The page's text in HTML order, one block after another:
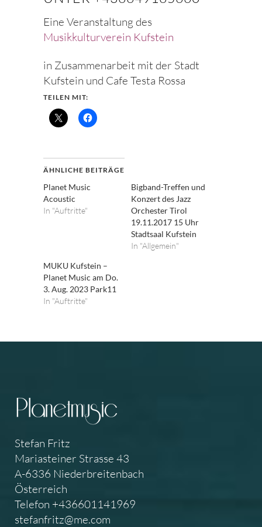
Eine Veranstaltung des
Musikkulturverein Kufstein
in Zusammenarbeit mit der Stadt
Kufstein und Cafe Testa Rossa
TEILEN MIT:
ÄHNLICHE BEITRÄGE
Planet Music
Acoustic
In "Auftritte"
Bigband-Treffen und
Konzert des Jazz
Orchester Tirol
19.11.2017 15 Uhr
Stadtsaal Kufstein
In "Allgemein"
MUKU Kufstein –
Planet Music am Do.
3. Aug. 2023 Park11
In "Auftritte"
Stefan Fritz
Mariasteiner Strasse 43
A-6336 Niederbreitenbach
Österreich
Telefon +436601141969
stefanfritz@me.com